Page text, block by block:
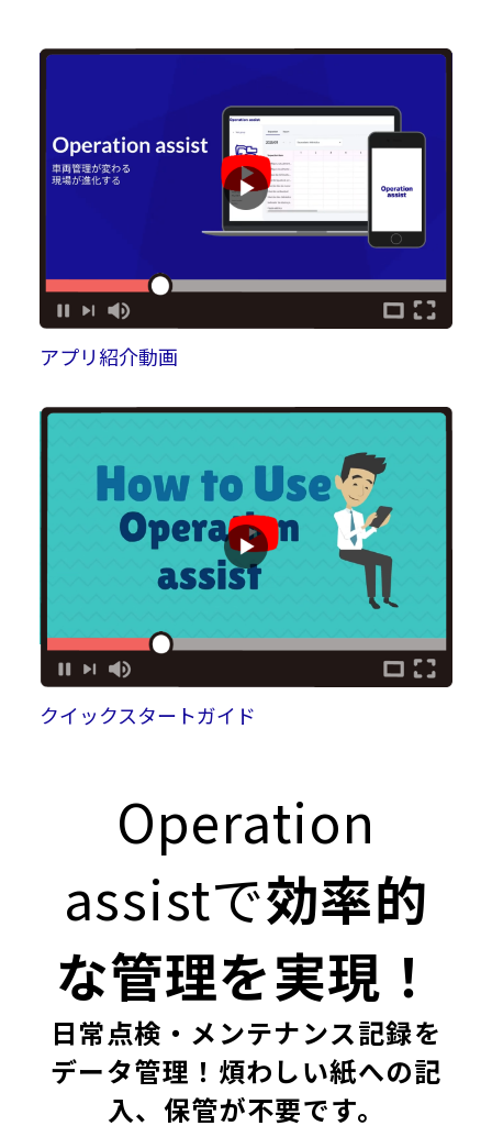
アプリ紹介動画
クイックスタートガイド
Operation
assistで効率的
な管理を実現！
日常点検・メンテナンス記録を
データ管理！煩わしい紙への記
入、保管が不要です。